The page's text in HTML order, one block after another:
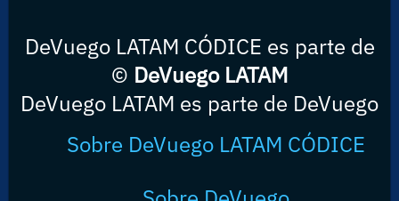
DeVuego LATAM CÓDICE es parte de
© DeVuego LATAM
DeVuego LATAM es parte de DeVuego
Sobre DeVuego LATAM CÓDICE